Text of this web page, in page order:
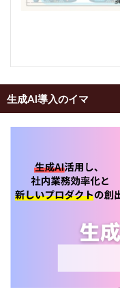
生成AI導入のイマ